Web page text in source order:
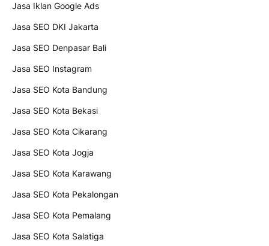
Jasa Iklan Google Ads
Jasa SEO DKI Jakarta
Jasa SEO Denpasar Bali
Jasa SEO Instagram
Jasa SEO Kota Bandung
Jasa SEO Kota Bekasi
Jasa SEO Kota Cikarang
Jasa SEO Kota Jogja
Jasa SEO Kota Karawang
Jasa SEO Kota Pekalongan
Jasa SEO Kota Pemalang
Jasa SEO Kota Salatiga